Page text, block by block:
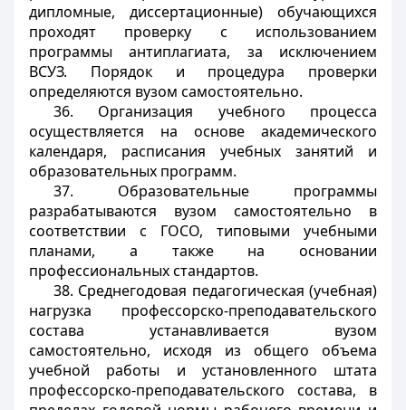
дипломные, диссертационные) обучающихся
проходят проверку с использованием
программы антиплагиата, за исключением
ВСУЗ. Порядок и процедура проверки
определяются вузом самостоятельно.
36. Организация учебного процесса
осуществляется на основе академического
календаря, расписания учебных занятий и
образовательных программ.
37. Образовательные программы
разрабатываются вузом самостоятельно в
соответствии с ГОСО, типовыми учебными
планами, а также на основании
профессиональных стандартов.
38. Среднегодовая педагогическая (учебная)
нагрузка профессорско-преподавательского
состава устанавливается вузом
самостоятельно, исходя из общего объема
учебной работы и установленного штата
профессорско-преподавательского состава, в